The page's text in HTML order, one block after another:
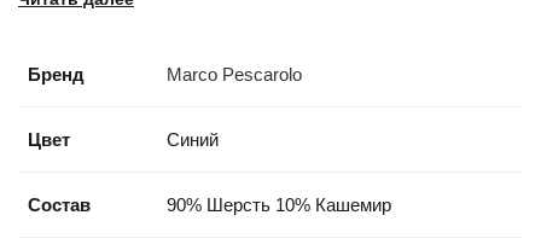
Бренд Marco Pescarolo
Цвет Синий
Состав 90% Шерсть 10% Кашемир